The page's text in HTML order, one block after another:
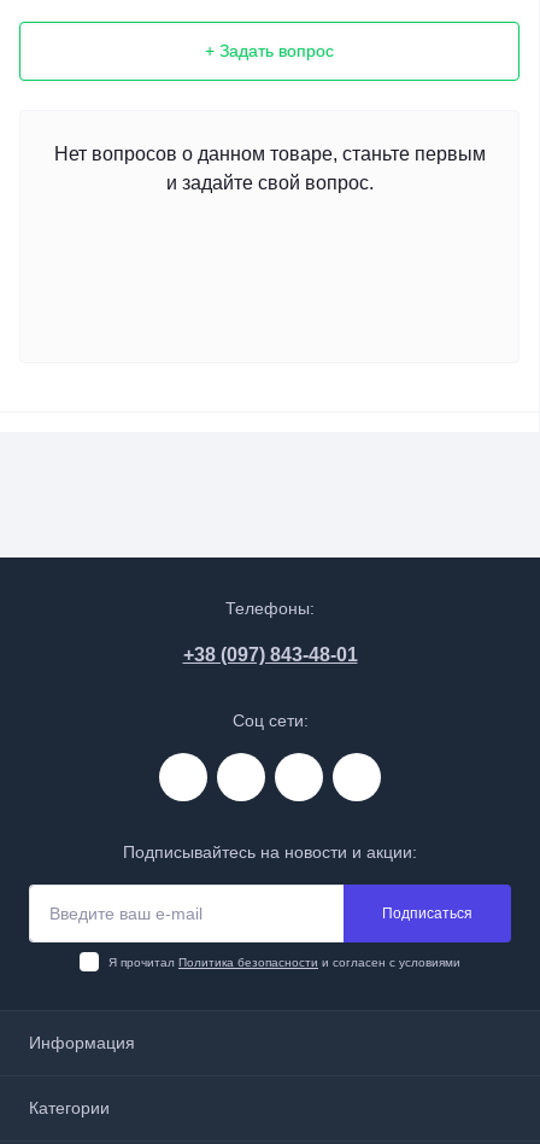
+ Задать вопрос
Нет вопросов о данном товаре, станьте первым
и задайте свой вопрос.
Телефоны:
+38 (097) 843-48-01
Соц сети:
Подписывайтесь на новости и акции:
Подписаться
Я прочитал Политика безопасности и согласен с условиями
Информация
Доставка и оплата
Категории